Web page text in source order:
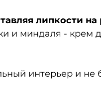
липкости на
и миндаля - крем
интерьер и